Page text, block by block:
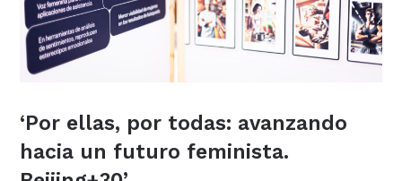
‘Por ellas, por todas: avanzando
hacia un futuro feminista.